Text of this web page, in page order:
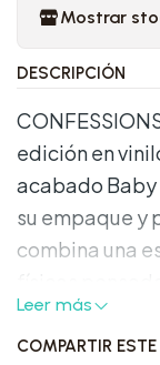
Mostrar
DESCRIPCIÓN
edición en
acabado
su empaque y
combina una
lanzamiento.
prensado
Leer más
COMPARTIR